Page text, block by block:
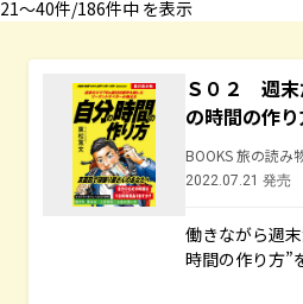
21〜40件/186件中 を表示
Ｓ０２ 週末
の時間の作
BOOKS 旅の読み
2022.07.21 発売
働きながら週
時間の作り方”